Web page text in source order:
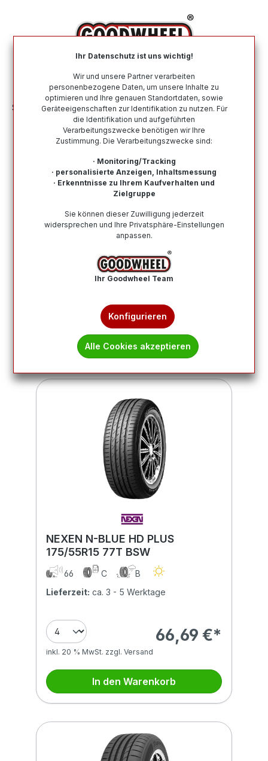
Sommerreifen Nach Größe 175 55 R15
Sommerreifen in der Größe 175 55
Bei Goodwheel finden Sie Sommerreifen renommierter
Top-Hersteller in der Größe 175 55 R15. Schneller
Reifenprofis & Kauf auf Rechnung möglich!
Wie finde ich meine Reifengröße?
2
NEXEN N-BLUE HD PLUS
175/55R15 77T BSW
66 C
B
Lieferzeit: ca. 3 - 5 Werktage
66,69 €*
inkl. 20 % MwSt. zzgl. Versand
In den Warenkorb
Ihr Datenschutz ist uns wichtig!
Wir und unsere Partner verarbeiten
personenbezogene Daten, um unsere Inhalte zu
optimieren und Ihre genauen Standortdaten, sowie
Geräteeigenschaften zur Identifikation zu nutzen. Für
die Identifikation und aufgeführten
Verarbeitungszwecke benötigen wir Ihre
Zustimmung. Die Verarbeitungszwecke sind:
· Monitoring/Tracking
· personalisierte Anzeigen, Inhaltsmessung
· Erkenntnisse zu Ihrem Kaufverhalten und
Zielgruppe
Sie können dieser Zuwilligung jederzeit
widersprechen und Ihre Privatsphäre-Einstellungen
anpassen.
Ihr Goodwheel Team
Konfigurieren
Alle Cookies akzeptieren